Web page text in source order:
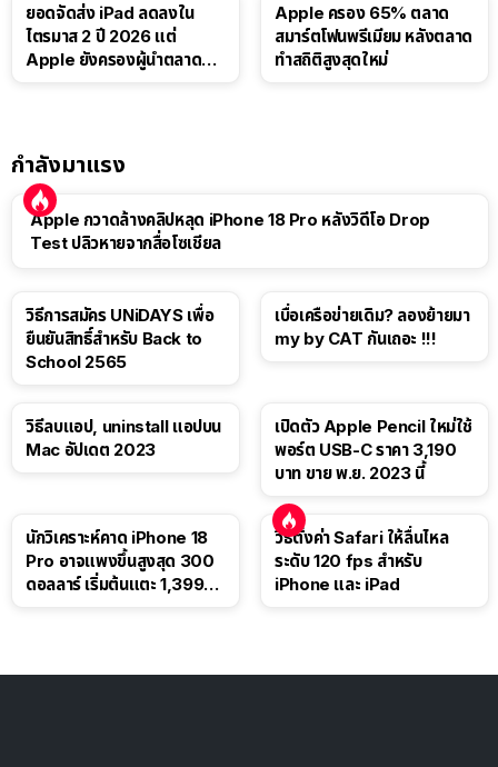
ยอดจัดส่ง iPad ลดลงใน
ไตรมาส 2 ปี 2026 แต่
Apple ยังครองผู้นำตลาด
Apple ครอง 65% ตลาด
สมาร์ตโฟนพรีเมียม หลังตลาด
ทำสถิติสูงสุดใหม่
กำลังมาแรง
Apple กวาดล้างคลิปหลุด iPhone 18 Pro หลังวิดีโอ Drop
Test ปลิวหายจากสื่อโซเชียล
วิธีการสมัคร UNiDAYS เพื่อ
ยืนยันสิทธิ์สำหรับ Back to
School 2565
เบื่อเครือข่ายเดิม? ลองย้ายมา
my by CAT กันเถอะ !!!
วิธีลบแอป, uninstall แอปบน
Mac อัปเดต 2023
เปิดตัว Apple Pencil ใหม่ใช้
พอร์ต USB-C ราคา 3,190
บาท ขาย พ.ย. 2023 นี้
นักวิเคราะห์คาด iPhone 18
Pro อาจแพงขึ้นสูงสุด 300
ดอลลาร์ เริ่มต้นแตะ 1,399
วิธีตั้งค่า Safari ให้ลื่นไหล
ระดับ 120 fps สำหรับ
iPhone และ iPad